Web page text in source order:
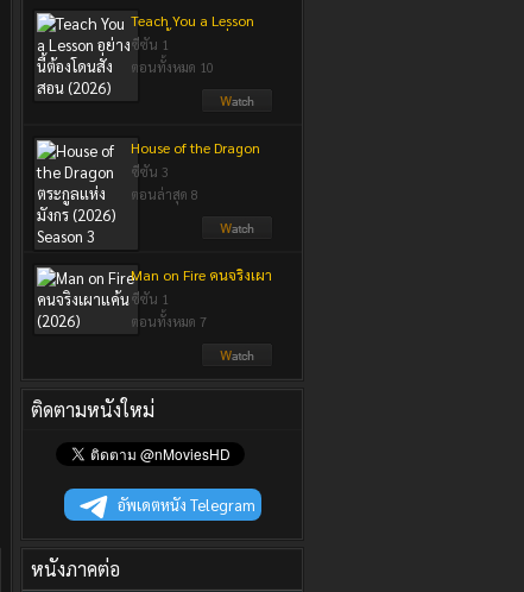
Teach You a Lesson
อย่างนี้ต้องโดนสั่งสอน
(2026)
ซีซัน 1
ตอนทั้งหมด 10
House of the Dragon
ตระกูลแห่งมังกร (2026)
Season 3
ซีซัน 3
ตอนล่าสุด 8
Man on Fire คนจริงเผา
แค้น (2026)
ซีซัน 1
ตอนทั้งหมด 7
ติดตามหนังใหม่
อัพเดตหนัง Telegram
หนังภาคต่อ